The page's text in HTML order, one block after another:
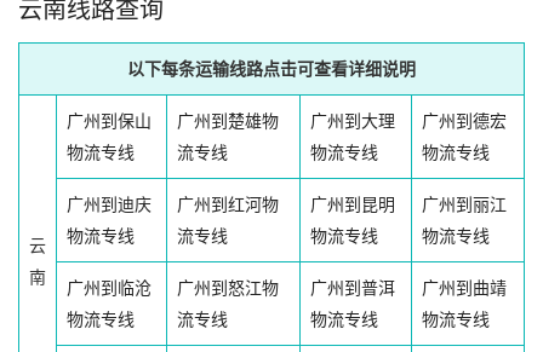
云南线路查询
以下每条运输线路点击可查看详细说明
云
南
广州到保山
物流专线
广州到楚雄物
流专线
广州到大理
物流专线
广州到德宏
物流专线
广州到迪庆
物流专线
广州到红河物
流专线
广州到昆明
物流专线
广州到丽江
物流专线
广州到临沧
物流专线
广州到怒江物
流专线
广州到普洱
物流专线
广州到曲靖
物流专线